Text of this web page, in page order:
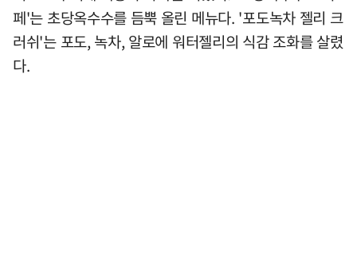
페'는 초당옥수수를 듬뿍 올린 메뉴다. '포도녹차 젤리 크
러쉬'는 포도, 녹차, 알로에 워터젤리의 식감 조화를 살렸
다.